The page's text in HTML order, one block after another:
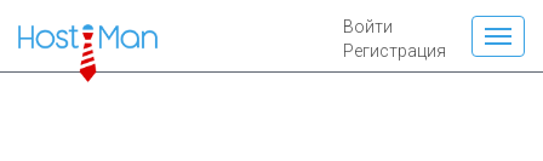
Войти
Регистрация